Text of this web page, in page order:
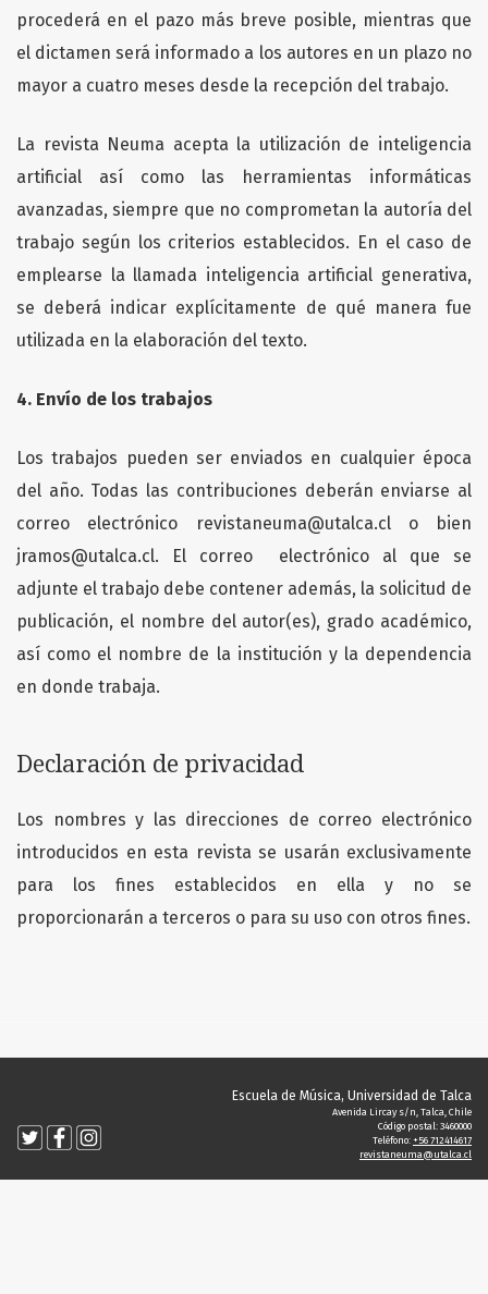
procederá en el pazo más breve posible, mientras que
el dictamen será informado a los autores en un plazo no
mayor a cuatro meses desde la recepción del trabajo.
La revista Neuma acepta la utilización de inteligencia
artificial así como las herramientas informáticas
avanzadas, siempre que no comprometan la autoría del
trabajo según los criterios establecidos. En el caso de
emplearse la llamada inteligencia artificial generativa,
se deberá indicar explícitamente de qué manera fue
utilizada en la elaboración del texto.
4. Envío de los trabajos
Los trabajos pueden ser enviados en cualquier época
del año. Todas las contribuciones deberán enviarse al
correo electrónico revistaneuma@utalca.cl o bien
jramos@utalca.cl. El correo electrónico al que se
adjunte el trabajo debe contener además, la solicitud de
publicación, el nombre del autor(es), grado académico,
así como el nombre de la institución y la dependencia
en donde trabaja.
Declaración de privacidad
Los nombres y las direcciones de correo electrónico
introducidos en esta revista se usarán exclusivamente
para los fines establecidos en ella y no se
proporcionarán a terceros o para su uso con otros fines.
Escuela de Música, Universidad de Talca
Avenida Lircay s/n, Talca, Chile
Código postal: 3460000
Teléfono: +56 712414617
revistaneuma@utalca.cl